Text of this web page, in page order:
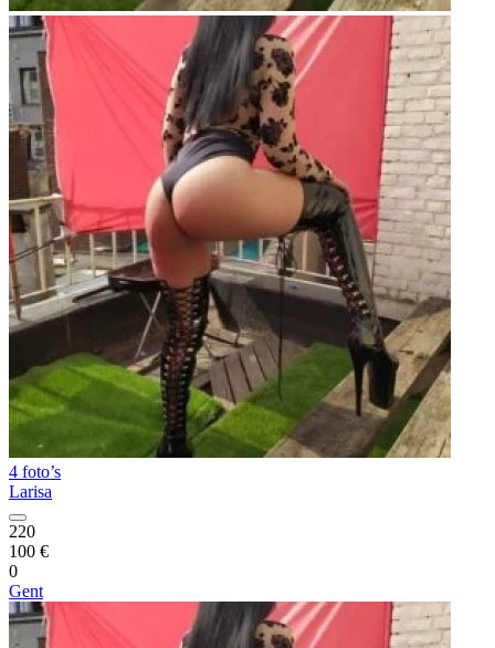
4 foto’s
Larisa
220
100 €
0
Gent